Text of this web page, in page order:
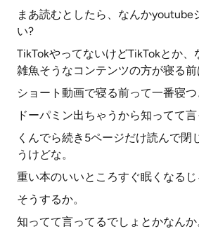
まあ読むとしたら、なんかyoutube
い?
TikTokやってないけどTikTokとか、
雑魚そうなコンテンツの方が寝る
ショート動画で寝る前って一番寝つ
ドーパミン出ちゃうから知ってて言
くんでら続き5ページだけ読んで閉
うけどな。
重い本のいいところすぐ眠くなるじ
そうするか。
知ってて言ってるでしょとかなんか